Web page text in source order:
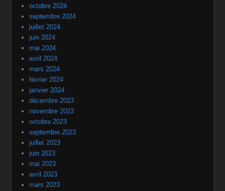
octobre 2024
septembre 2024
juillet 2024
juin 2024
mai 2024
avril 2024
mars 2024
février 2024
janvier 2024
décembre 2023
novembre 2023
octobre 2023
septembre 2023
juillet 2023
juin 2023
mai 2023
avril 2023
mars 2023